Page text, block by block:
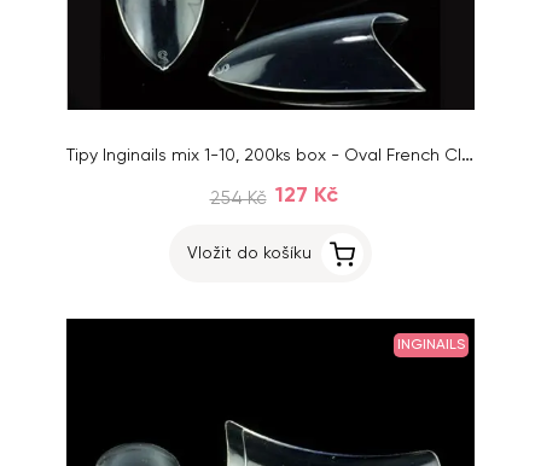
Tipy Inginails mix 1-10, 200ks box - Oval French Clear
254 Kč 127 Kč
Vložit do košíku
INGINAILS